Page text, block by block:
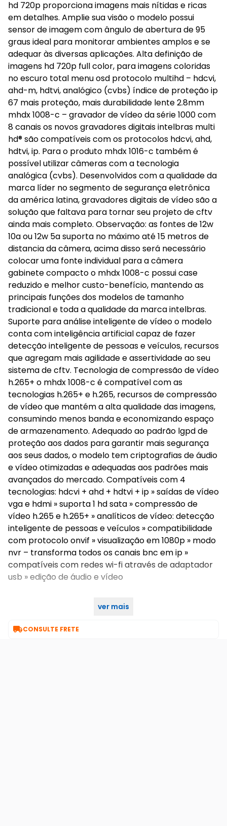
hd 720p proporciona imagens mais nítidas e ricas
em detalhes. Amplie sua visão o modelo possui
sensor de imagem com ângulo de abertura de 95
graus ideal para monitorar ambientes amplos e se
adequar às diversas aplicações. Alta definição de
imagens hd 720p full color, para imagens coloridas
no escuro total menu osd protocolo multihd – hdcvi,
ahd-m, hdtvi, analógico (cvbs) índice de proteção ip
67 mais proteção, mais durabilidade lente 2.8mm
mhdx 1008-c – gravador de vídeo da série 1000 com
8 canais os novos gravadores digitais intelbras multi
hd® são compatíveis com os protocolos hdcvi, ahd,
hdtvi, ip. Para o produto mhdx 1016-c também é
possível utilizar câmeras com a tecnologia
analógica (cvbs). Desenvolvidos com a qualidade da
marca líder no segmento de segurança eletrônica
da américa latina, gravadores digitais de vídeo são a
solução que faltava para tornar seu projeto de cftv
ainda mais completo. Observação: as fontes de 12w
10a ou 12w 5a suporta no máximo até 15 metros de
distancia da câmera, acima disso será necessário
colocar uma fonte individual para a câmera
gabinete compacto o mhdx 1008-c possui case
reduzido e melhor custo-benefício, mantendo as
principais funções dos modelos de tamanho
tradicional e toda a qualidade da marca intelbras.
Suporte para análise inteligente de vídeo o modelo
conta com inteligência artificial capaz de fazer
detecção inteligente de pessoas e veículos, recursos
que agregam mais agilidade e assertividade ao seu
sistema de cftv. Tecnologia de compressão de vídeo
h.265+ o mhdx 1008-c é compatível com as
tecnologias h.265+ e h.265, recursos de compressão
de vídeo que mantém a alta qualidade das imagens,
consumindo menos banda e economizando espaço
de armazenamento. Adequado ao padrão lgpd de
proteção aos dados para garantir mais segurança
aos seus dados, o modelo tem criptografias de áudio
e vídeo otimizadas e adequadas aos padrões mais
avançados do mercado. Compatíveis com 4
tecnologias: hdcvi + ahd + hdtvi + ip » saídas de vídeo
vga e hdmi » suporta 1 hd sata » compressão de
vídeo h.265 e h.265+ » analíticos de vídeo: detecção
inteligente de pessoas e veículos » compatibilidade
com protocolo onvif » visualização em 1080p » modo
nvr – transforma todos os canais bnc em ip »
compatíveis com redes wi-fi através de adaptador
usb » edição de áudio e vídeo
ver mais
CONSULTE FRETE